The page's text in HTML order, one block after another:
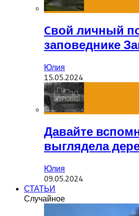
Cвой личный
заповеднике
Юлия
15.05.2024
Давайте
выглядела
Юлия
09.05.2024
СТАТЬИ
Случайное